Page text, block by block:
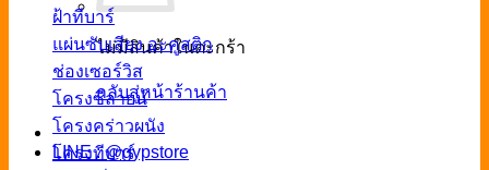
ไม่มีสินค้าในตะกร้า
กลับสู่หน้าร้านค้า
LINE : @gypstore
ฝ้าทีบาร์
แผ่นซับเสียง อะคูสติก
ช่องเซอร์วิส
โครงซีลายน์
โครงคร่าวผนัง
โครงทีบาร์